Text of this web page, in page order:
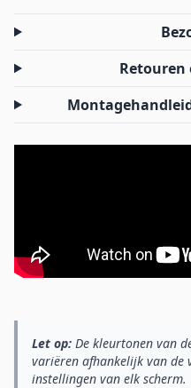
Retouren
Let op: De kleurtonen van
variëren afhankelijk van de
instellingen van elk scherm.